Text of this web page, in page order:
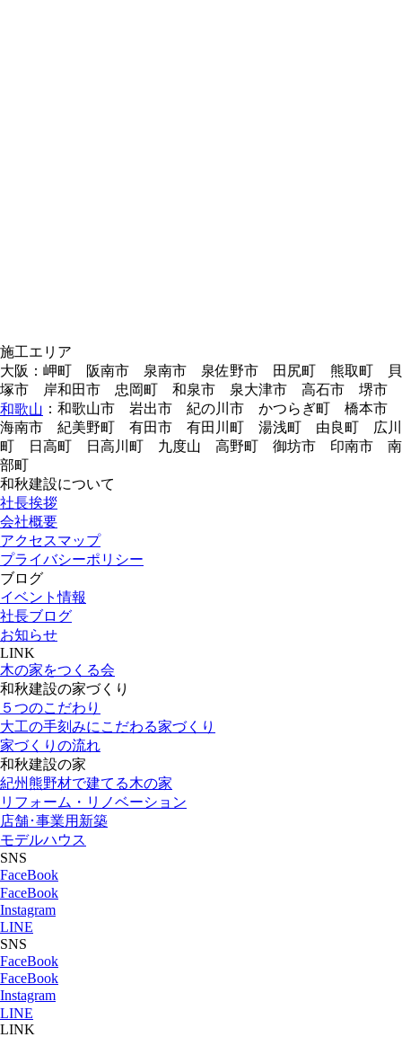
施工エリア
大阪：岬町 阪南市 泉南市 泉佐野市 田尻町 熊取町 貝
塚市 岸和田市 忠岡町 和泉市 泉大津市 高石市 堺市
和歌山 ：和歌山市 岩出市 紀の川市 かつらぎ町 橋本市
海南市 紀美野町 有田市 有田川町 湯浅町 由良町 広川
町 日高町 日高川町 九度山 高野町 御坊市 印南市 南
部町
和秋建設について
社長挨拶
会社概要
アクセスマップ
プライバシーポリシー
ブログ
イベント情報
社長ブログ
お知らせ
LINK
木の家をつくる会
和秋建設の家づくり
５つのこだわり
大工の手刻みにこだわる家づくり
家づくりの流れ
和秋建設の家
紀州熊野材で建てる木の家
リフォーム・リノベーション
店舗･事業用新築
モデルハウス
SNS
FaceBook
FaceBook
Instagram
LINE
SNS
FaceBook
FaceBook
Instagram
LINE
LINK